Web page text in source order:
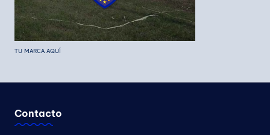
TU MARCA AQUÍ
Contacto